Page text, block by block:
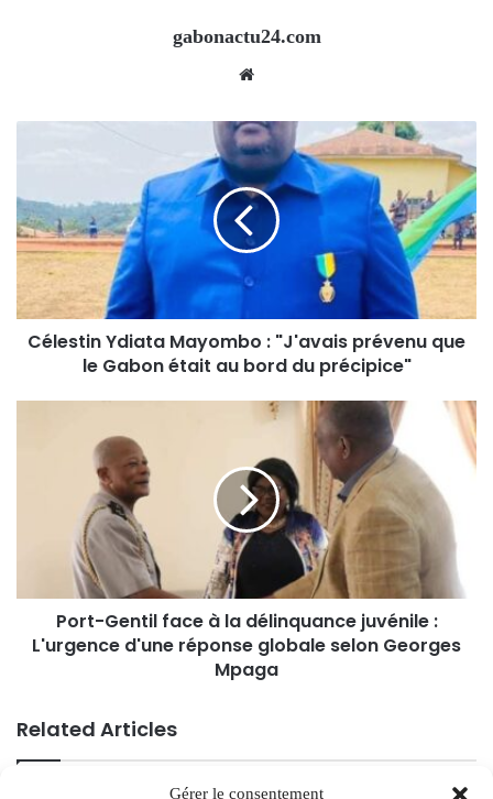
Gérer le consentement
gabonactu24.com
Célestin Ydiata Mayombo : "J'avais prévenu que
le Gabon était au bord du précipice"
Port-Gentil face à la délinquance juvénile :
L'urgence d'une réponse globale selon Georges
Mpaga
Related Articles